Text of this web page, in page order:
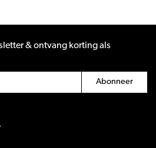
& ontvang korting als
Abonneer